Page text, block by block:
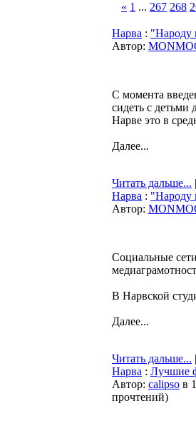
« 1 ... 267 268
Нарва : "Народу
Автор:
С момента
сидеть с детьми
Нарве это в
Далее...
Читать дальше...
Нарва : "Народу
Автор:
Социальные
В Нарвской
Далее...
Читать дальше...
Нарва : Лучшие
Автор: calipso в
прочтений)